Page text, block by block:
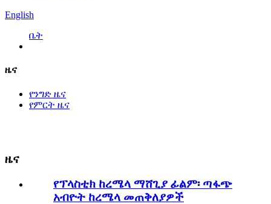
English
ቤት
ዜና
የንግድ ዜና
የምርት ዜና
ዜና
የፕላስቲክ ከረሜላ ማሸጊያ ፊልም፡ ጣፋጭ
አብዮት ከረሜላ መጠቅለያዎች